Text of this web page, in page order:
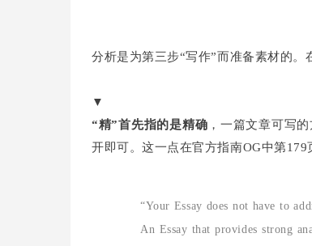
分析是为第三步“写作”而准备素材的。
▼
“精”首先指的是精确 ，一篇文章可写
开即可。这一点在官方指南OG中第179
“Your Essay does not have to
An Essay that provides strong